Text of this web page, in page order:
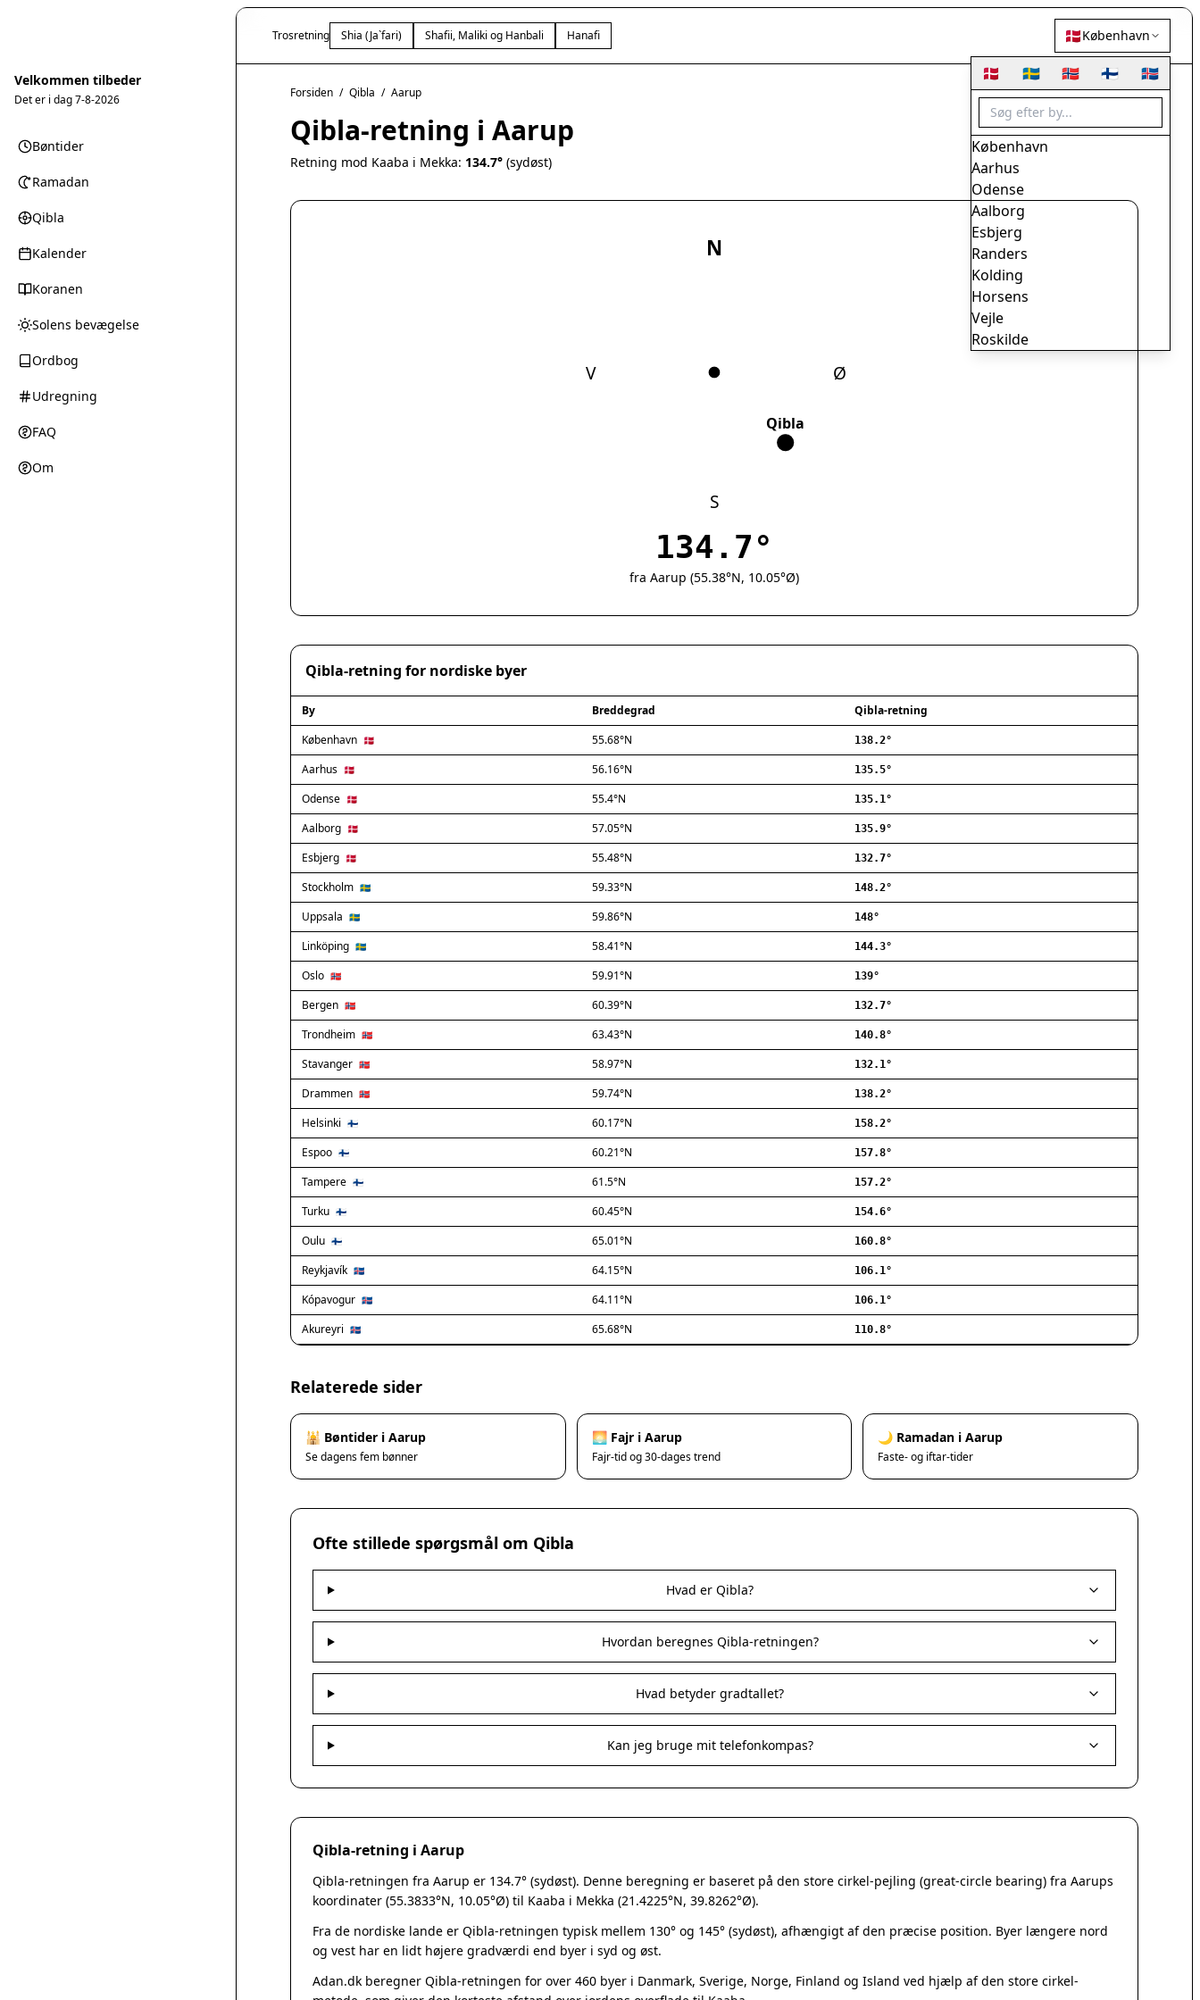
Velkommen tilbeder
Det er i dag7-8-2026
Bøntider
Ramadan
Qibla
Kalender
Koranen
Solens bevægelse
Ordbog
Udregning
FAQ
Om
Trosretning Shia (Ja`fari) Shafii, Maliki og Hanbali Hanafi 🇩🇰København
🇩🇰 🇸🇪 🇳🇴 🇫🇮 🇮🇸
København
Aarhus
Odense
Aalborg
Esbjerg
Randers
Kolding
Horsens
Vejle
Roskilde
Sønderborg
Nørresundby
Albertslund
Allerød
Brøndby
Fredensborg
Frederiksværk
Gentofte
Greve
Høje-Taastrup
Lillerød
Lyngby
Rødovre
Valby
Vanløse
Værløse
Ølstykke
Nakskov
Nykøbing Sjælland
Præstø
Stege
Svendstrup
Faaborg
Munkebo
Otterup
Ebeltoft
Forsiden / Qibla / Aarup
Qibla-retning i Aarup
Retning mod Kaaba i Mekka: 134.7° (sydøst)
N
Ø
S
V
Qibla
134.7°
fra Aarup (55.38°N, 10.05°Ø)
Qibla-retning for nordiske byer
By Breddegrad
Qibla-retning
København 🇩🇰 55.68°N 138.2°
Aarhus 🇩🇰 56.16°N 135.5°
Odense 🇩🇰 55.4°N 135.1°
Aalborg 🇩🇰 57.05°N 135.9°
Esbjerg 🇩🇰 55.48°N 132.7°
Stockholm 🇸🇪 59.33°N 148.2°
Uppsala 🇸🇪 59.86°N 148°
Linköping 🇸🇪 58.41°N 144.3°
Oslo 🇳🇴 59.91°N 139°
Bergen 🇳🇴 60.39°N 132.7°
Trondheim 🇳🇴 63.43°N 140.8°
Stavanger 🇳🇴 58.97°N 132.1°
Drammen 🇳🇴 59.74°N 138.2°
Helsinki 🇫🇮 60.17°N 158.2°
Espoo 🇫🇮 60.21°N 157.8°
Tampere 🇫🇮 61.5°N 157.2°
Turku 🇫🇮 60.45°N 154.6°
Oulu 🇫🇮 65.01°N 160.8°
Reykjavík 🇮🇸 64.15°N 106.1°
Kópavogur 🇮🇸 64.11°N 106.1°
Akureyri 🇮🇸 65.68°N 110.8°
Relaterede sider
🕌 Bøntider i Aarup
Se dagens fem bønner
🌅 Fajr i Aarup
Fajr-tid og 30-dages trend
🌙 Ramadan i Aarup
Faste- og iftar-tider
Ofte stillede spørgsmål om Qibla
Hvad er Qibla?
Hvordan beregnes Qibla-retningen?
Hvad betyder gradtallet?
Kan jeg bruge mit telefonkompas?
Qibla-retning i Aarup
Qibla-retningen fra Aarup er 134.7° (sydøst). Denne beregning er baseret på den store cirkel-pejling (great-circle bearing) fra Aarups
koordinater (55.3833°N, 10.05°Ø) til Kaaba i Mekka (21.4225°N, 39.8262°Ø).
Fra de nordiske lande er Qibla-retningen typisk mellem 130° og 145° (sydøst), afhængigt af den præcise position. Byer længere nord
og vest har en lidt højere gradværdi end byer i syd og øst.
Adan.dk beregner Qibla-retningen for over 460 byer i Danmark, Sverige, Norge, Finland og Island ved hjælp af den store cirkel-